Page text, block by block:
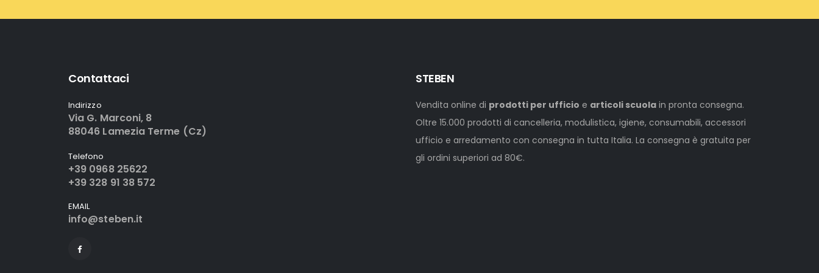
Contattaci
Indirizzo
Via G. Marconi, 8
88046 Lamezia Terme (Cz)
Telefono
+39 0968 25622
+39 328 91 38 572
EMAIL
info@steben.it
STEBEN
Vendita online di prodotti per ufficio e articoli scuola in pronta consegna.
Oltre 15.000 prodotti di cancelleria, modulistica, igiene, consumabili, accessori
ufficio e arredamento con consegna in tutta Italia. La consegna è gratuita per
gli ordini superiori ad 80€.